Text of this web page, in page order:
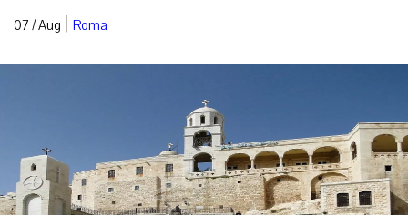
07 / Aug | Roma